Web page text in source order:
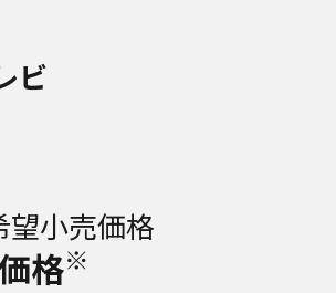
ビ
望小売価格
格※